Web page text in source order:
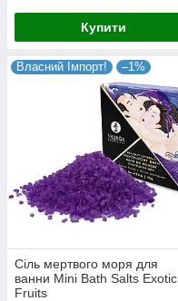
Купити
Власний Імпорт! –1%
Сіль мертвого моря для
ванни Mini Bath Salts Exotic
Fruits